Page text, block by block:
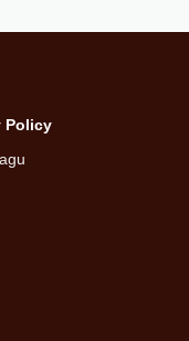
Policy